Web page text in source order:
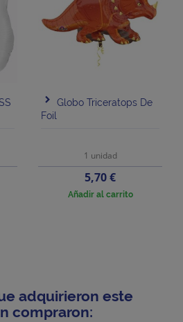
Globo Triceratops De
Foil
1 unidad
Precio
5,70 €
Añadir al carrito
adquirieron este
compraron: